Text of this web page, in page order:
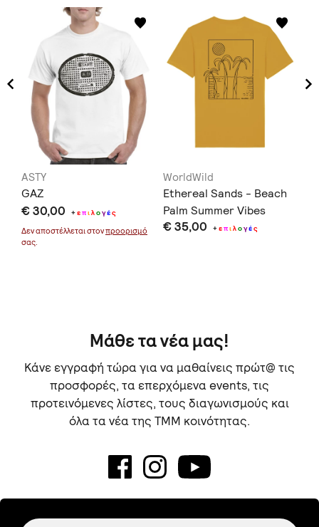
ASTY
GAZ
€ 30,00 +επιλογές
Δεν αποστέλλεται στονπροορισμό
σας.
WorldWild
Ethereal Sands - Beach
Palm Summer Vibes
Lioness Tee
€ 35,00 +επιλογές
Μάθε τα νέα μας!
Κάνε εγγραφή τώρα για να μαθαίνεις πρώτ@ τις
προσφορές, τα επερχόμενα events, τις
προτεινόμενες λίστες, τους διαγωνισμούς και
όλα τα νέα της TMM κοινότητας.